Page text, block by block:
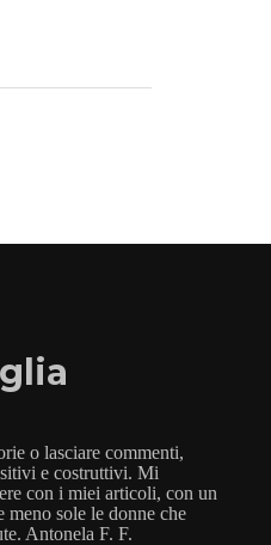
o lasciare commenti,
e costruttivi. Mi
con i miei articoli, con un
sole le donne che
Antonela F. F.